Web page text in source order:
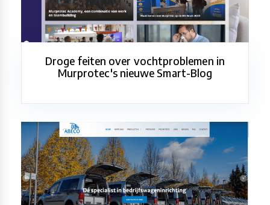
Droge feiten over vochtproblemen in
Murprotec's nieuwe Smart-Blog